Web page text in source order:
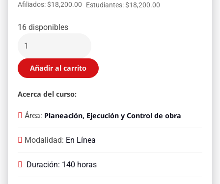
Afiliados: $18,200.00 Estudiantes: $18,200.00
16 disponibles
Añadir al carrito
Acerca del curso:
Área: Planeación, Ejecución y Control de obra
Modalidad: En Línea
Duración: 140 horas